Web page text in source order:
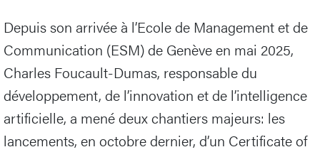
Depuis son arrivée à l’Ecole de Management et de
Communication (ESM) de Genève en mai 2025,
Charles Foucault-Dumas, responsable du
développement, de l’innovation et de l’intelligence
artificielle, a mené deux chantiers majeurs: les
lancements, en octobre dernier, d’un Certificate of